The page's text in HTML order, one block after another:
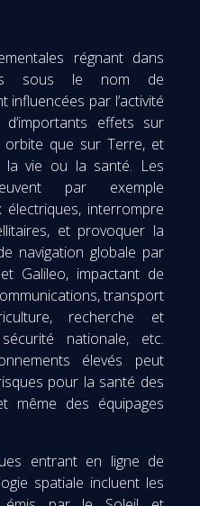
régnant dans
sous le nom de
influencées par l’activité
effets sur
orbite que sur Terre, et
la vie ou la santé. Les
par exemple
interrompre
et provoquer la
navigation globale par
Galileo, impactant de
transport
recherche et
nationale, etc.
élevés peut
pour la santé des
même des équipages
entrant en ligne de
spatiale incluent les